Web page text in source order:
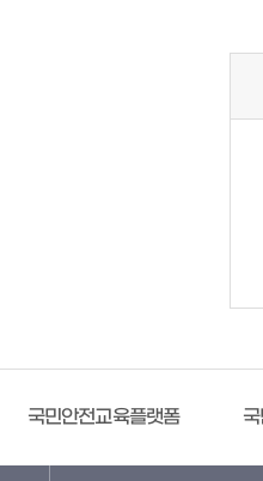
국민연금 증명서 무인민원 발급 안내